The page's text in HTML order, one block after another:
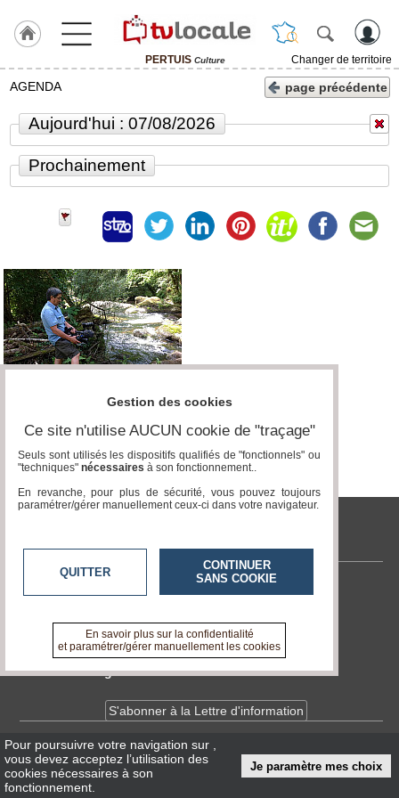
PERTUIS Culture
Changer de territoire
J'adhère
ACCUEIL
PERTUIS
RUBRIQUES
Agenda
Gazette
Médias
groupe
Blogs
Prémium
annuaire
Accès
AGENDA page précédente
Aujourd'hui : 07/08/2026
Prochainement
tvlocale.fr
Contactez-nous
A propos de tvlocale.fr
Devenir délégué
S'abonner à la Lettre d'information
InfosCNIL/RGPD
Conditions Générales d'Utilisation
Pour poursuivre votre navigation sur
vous devez acceptez l’utilisation des
cookies nécessaires à son
fonctionnement.
Je paramètre mes choix
Gestion des cookies
Ce site n'utilise AUCUN cookie de "traçage"
Seuls sont utilisés les dispositifs qualifiés de "fonctionnels" ou
"techniques" nécessaires à son fonctionnement..
En revanche, pour plus de sécurité, vous pouvez toujours
paramétrer/gérer manuellement ceux-ci dans votre navigateur.
QUITTER
CONTINUER
SANS COOKIE
En savoir plus sur la confidentialité
et paramétrer/gérer manuellement les cookies